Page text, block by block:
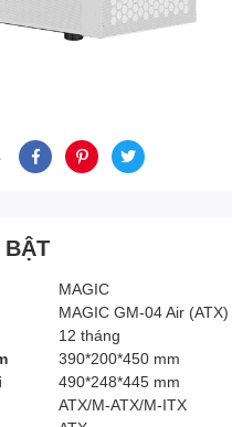
MAGIC
MAGIC GM-04 Air (ATX)
12 tháng
390*200*450 mm
490*248*445 mm
ATX/M-ATX/M-ITX